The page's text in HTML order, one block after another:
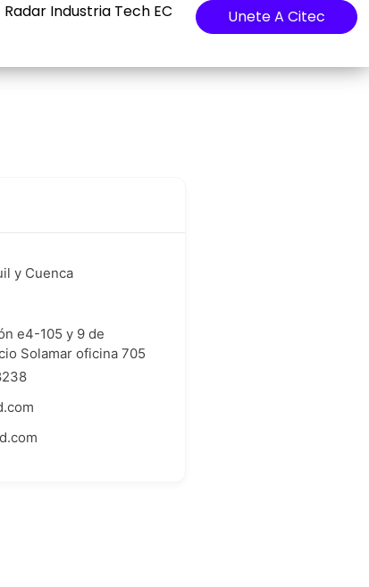
Radar Industria Tech EC Unete A Citec
y Cuenca
e4-105 y 9 de
Solamar oficina 705